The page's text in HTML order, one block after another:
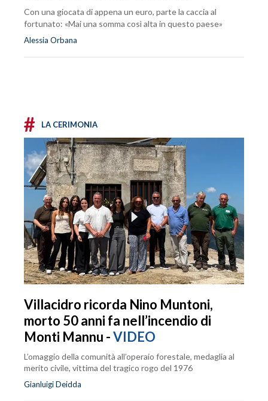
Con una giocata di appena un euro, parte la caccia al
fortunato: «Mai una somma così alta in questo paese»
Alessia Orbana
# LA CERIMONIA
Villacidro ricorda Nino Muntoni,
morto 50 anni fa nell’incendio di
Monti Mannu -VIDEO
L’omaggio della comunità all’operaio forestale, medaglia al
merito civile, vittima del tragico rogo del 1976
Gianluigi Deidda